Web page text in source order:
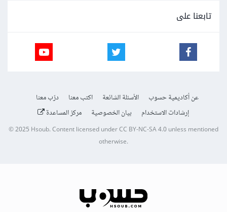
تابعنا على
عن أكاديمية حسوب الأسئلة الشائعة اكتب معنا
درّب معنا
إرشادات الاستخدام
بيان الخصوصية مركز المساعدة
© 2025Hsoub.Content licensed underCC BY-NC-SA 4.0unless mentioned
otherwise.